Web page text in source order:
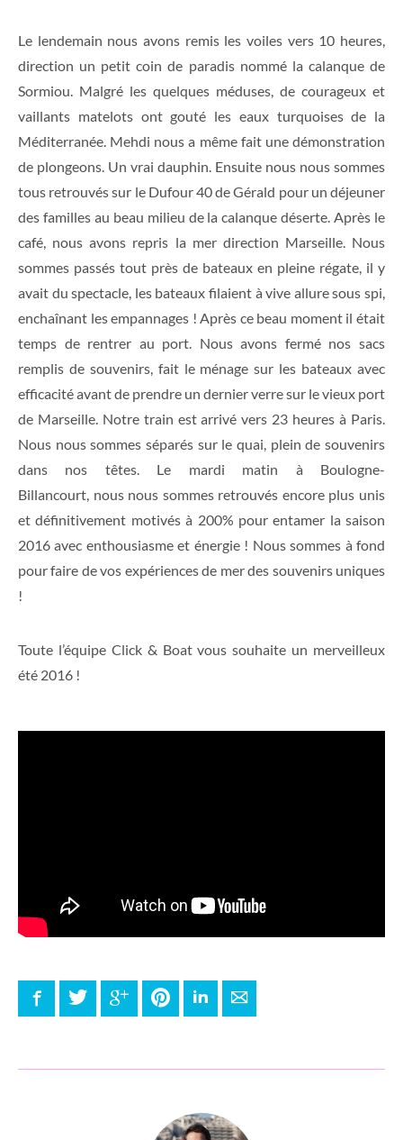
Le lendemain nous avons remis les voiles vers 10 heures,
direction un petit coin de paradis nommé la calanque de
Sormiou. Malgré les quelques méduses, de courageux et
vaillants matelots ont gouté les eaux turquoises de la
Méditerranée. Mehdi nous a même fait une démonstration
de plongeons. Un vrai dauphin. Ensuite nous nous sommes
tous retrouvés sur le Dufour 40 de Gérald pour un déjeuner
des familles au beau milieu de la calanque déserte. Après le
café, nous avons repris la mer direction Marseille. Nous
sommes passés tout près de bateaux en pleine régate, il y
avait du spectacle, les bateaux filaient à vive allure sous spi,
enchaînant les empannages ! Après ce beau moment il était
temps de rentrer au port. Nous avons fermé nos sacs
remplis de souvenirs, fait le ménage sur les bateaux avec
efficacité avant de prendre un dernier verre sur le vieux port
de Marseille. Notre train est arrivé vers 23 heures à Paris.
Nous nous sommes séparés sur le quai, plein de souvenirs
dans nos têtes. Le mardi matin à Boulogne-
Billancourt, nous nous sommes retrouvés encore plus unis
et définitivement motivés à 200% pour entamer la saison
2016 avec enthousiasme et énergie ! Nous sommes à fond
pour faire de vos expériences de mer des souvenirs uniques
!
Toute l’équipe Click & Boat vous souhaite un merveilleux
été 2016 !
FacebookTwitter Google+ PinterestLinkedInE-mail